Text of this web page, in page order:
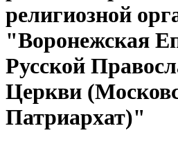
религиозной
"Воронежская
Русской
Церкви
Патриархат)"